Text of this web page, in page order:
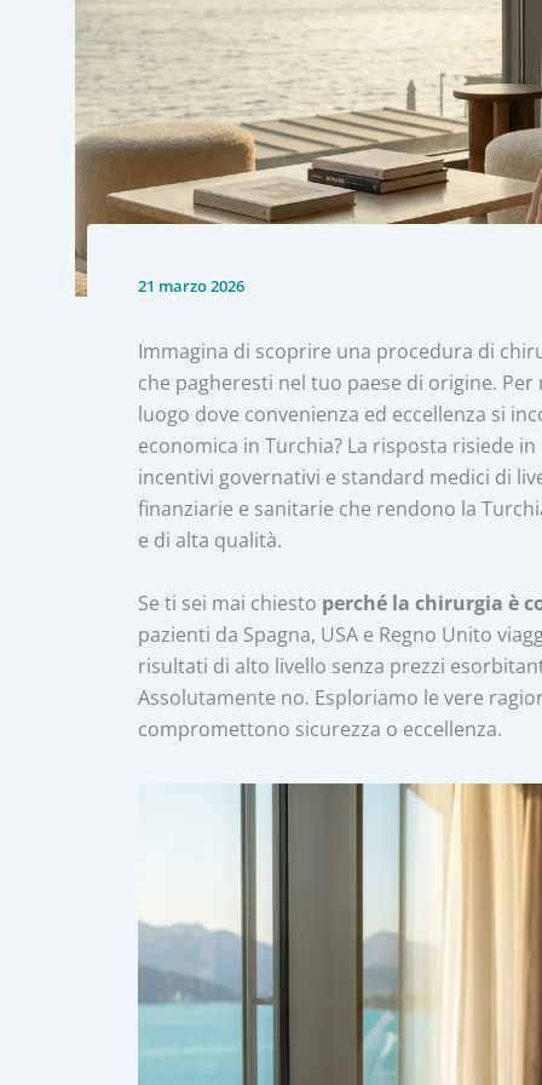
21 marzo 2026
Immagina di scoprire una procedura di
che pagheresti nel tuo paese di origine.
luogo dove convenienza ed eccellenza si
economica in Turchia? La risposta risiede
incentivi governativi e standard medici di
finanziarie e sanitarie che rendono la
e di alta qualità.
Se ti sei mai chiesto perché la chirurgia è
pazienti da Spagna, USA e Regno Unito
risultati di alto livello senza prezzi
Assolutamente no. Esploriamo le vere
compromettono sicurezza o eccellenza.